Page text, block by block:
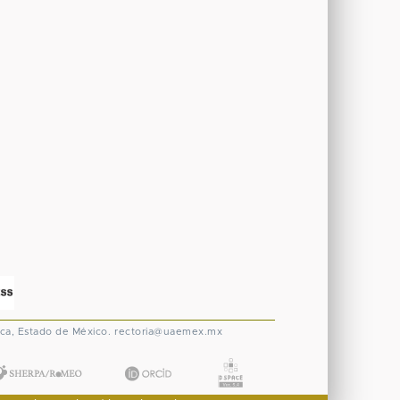
Estado de México. rectoria@uaemex.mx